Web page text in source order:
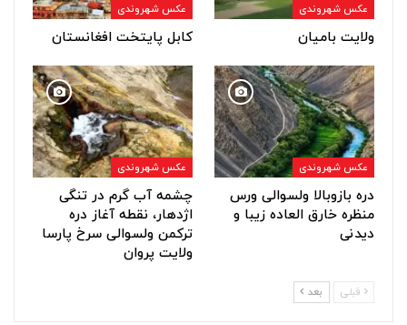
عکس شهروندی
ولایت بامیان
عکس شهروندی
کابل پایتخت افغانستان
عکس شهروندی
دره بازوبالا ولسوالی ورس
منظره خارق العاده زیبا و
دیدنی
عکس شهروندی
چشمه آب گرم در تنگی
اژدهار، نقطه آغاز دره
ترکمن ولسوالی سرخ پارسا
ولایت پروان
قبلی بعد